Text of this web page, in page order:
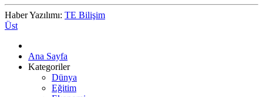
Haber Yazılımı: TE Bilişim
Üst
Ana Sayfa
Kategoriler
Dünya
Eğitim